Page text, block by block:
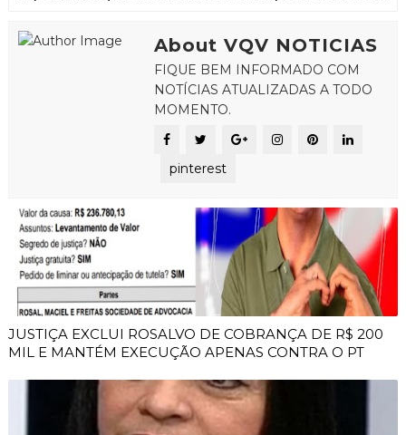
About VQV NOTICIAS
FIQUE BEM INFORMADO COM
NOTÍCIAS ATUALIZADAS A TODO
MOMENTO.
pinterest
JUSTIÇA EXCLUI ROSALVO DE COBRANÇA DE R$ 200
MIL E MANTÉM EXECUÇÃO APENAS CONTRA O PT